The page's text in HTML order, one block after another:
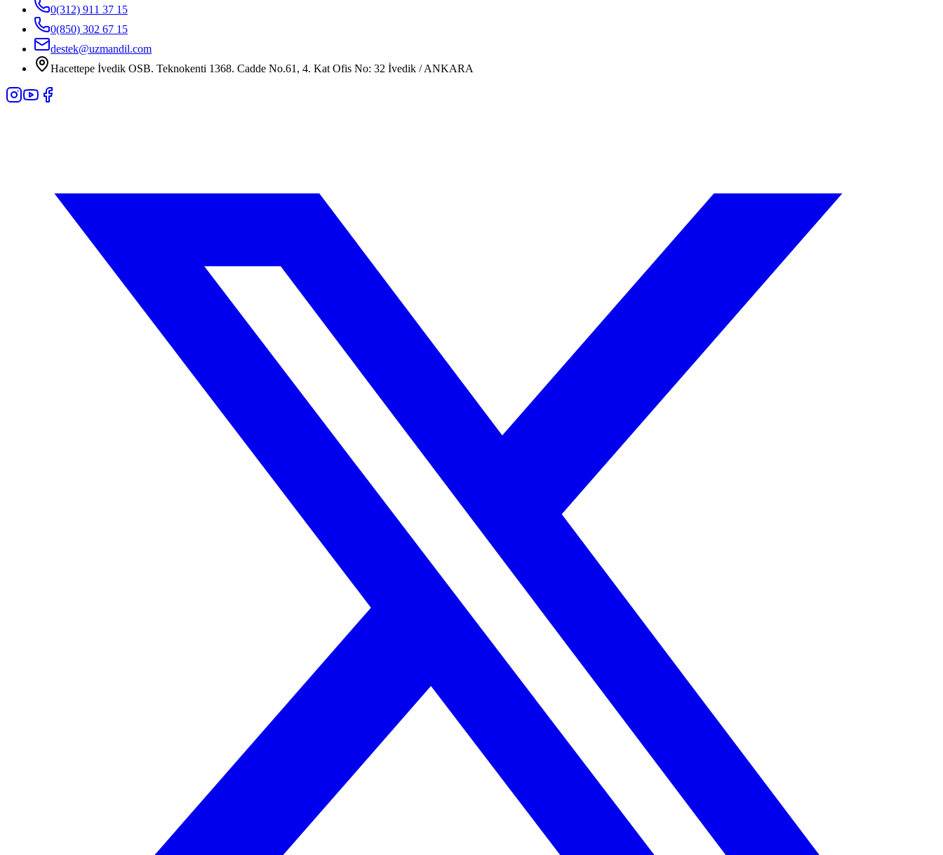
0(312) 911 37 15
0(850) 302 67 15
destek@uzmandil.com
Hacettepe İvedik OSB. Teknokenti 1368. Cadde No.61, 4. Kat Ofis No: 32 İvedik / ANKARA